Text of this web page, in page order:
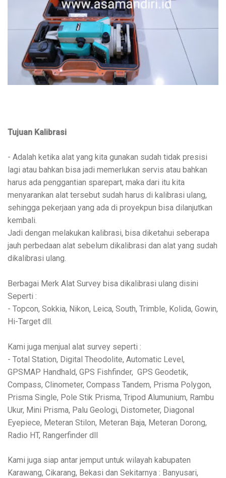
Tujuan Kalibrasi
- Adalah ketika alat yang kita gunakan sudah tidak presisi
lagi atau bahkan bisa jadi memerlukan servis atau bahkan
harus ada penggantian sparepart, maka dari itu kita
menyarankan alat tersebut sudah harus di kalibrasi ulang,
sehingga pekerjaan yang ada di proyekpun bisa dilanjutkan
kembali.
Jadi dengan melakukan kalibrasi, bisa diketahui seberapa
jauh perbedaan alat sebelum dikalibrasi dan alat yang sudah
dikalibrasi ulang.
Berbagai Merk Alat Survey bisa dikalibrasi ulang disini
Seperti :
- Topcon, Sokkia, Nikon, Leica, South, Trimble, Kolida, Gowin,
Hi-Target dll.
Kami juga menjual alat survey seperti :
- Total Station, Digital Theodolite, Automatic Level,
GPSMAP Handhald, GPS Fishfinder, GPS Geodetik,
Compass, Clinometer, Compass Tandem, Prisma Polygon,
Prisma Single, Pole Stik Prisma, Tripod Alumunium, Rambu
Ukur, Mini Prisma, Palu Geologi, Distometer, Diagonal
Eyepiece, Meteran Stilon, Meteran Baja, Meteran Dorong,
Radio HT, Rangerfinder dll
Kami juga siap antar jemput untuk wilayah kabupaten
Karawang, Cikarang, Bekasi dan Sekitarnya : Banyusari,